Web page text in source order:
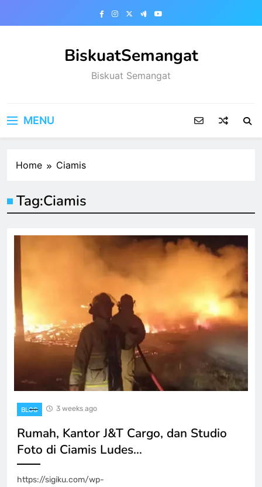
BiskuatSemangat
Biskuat Semangat
MENU
Home Ciamis
Tag:Ciamis
BLOG 3 weeks ago
Rumah, Kantor J&T Cargo, dan Studio
Foto di Ciamis Ludes…
https://sigiku.com/wp-